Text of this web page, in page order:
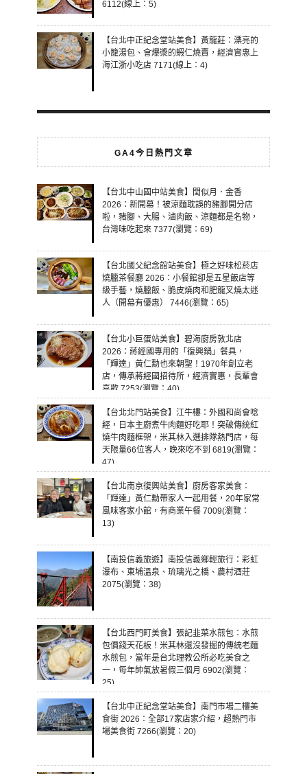
6112(線上：5)
【台北中正紀念堂站美食】黃龍莊：漂亮的
小籠湯包、會爆漿的蝦仁燒賣，經濟實惠上
海江浙小吃店 7171(線上：4)
GA4今日熱門文章
【台北中山國中站美食】閏似月．金香
2026：新開幕！被涼麵耽誤的豬腳開分店
啦，豬腳、大腸、滷肉飯、涼麵都是名物，
台灣味吃起來 7377(瀏覽：69)
【台北國父紀念館站美食】極之好味松菸店
燒臘茶餐廳 2026：小餐館卻是五星飯店等
級手藝，燒臘飯、脆皮燒肉和肥龍叉燒太迷
人（開幕有優惠） 7446(瀏覽：65)
【台北小巨蛋站美食】碧海廚房敦北店
2026：蔣經國專用的「復興鍋」餐具，
「輝達」黃仁勳也來朝聖！1970年創立老
店，傳承蔣經國招待所，經濟實惠，長輩會
喜歡 7253(瀏覽：40)
【台北北門站美食】江牛樓：外國和尚會唸
經，日本主廚煮牛肉麵好吃耶！突破傳統紅
燒牛肉麵框架，米其林入選排隊熱門店，每
天限量66位客人，晚來吃不到 6819(瀏覽：
47)
【台北南京復興站美食】廚房客家美食：
「輝達」黃仁勳帶家人一起用餐，20年家常
風味客家小館，有商業午餐 7009(瀏覽：
13)
【南投信義旅遊】南投信義鄉輕旅行：彩虹
瀑布、東埔溫泉、琉璃光之橋、農村酒莊
2075(瀏覽：38)
【台北西門町美食】張記韭菜水煎包：水煎
包價錢天花板！米其林還沒發掘的傳統老麵
水煎包，當年是台北理教公所必吃美食之
一，每年帥氣放暑假三個月 6902(瀏覽：
25)
【台北中正紀念堂站美食】南門市場二樓美
食街 2026：全部17家店家介紹，超熱門市
場美食街 7266(瀏覽：20)